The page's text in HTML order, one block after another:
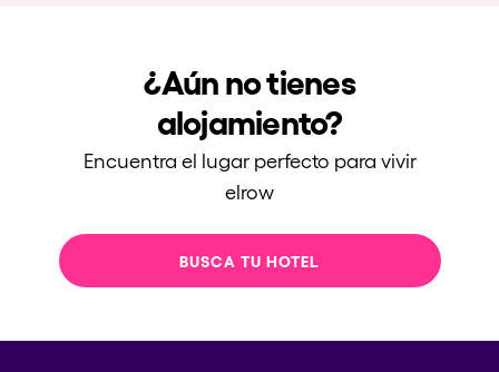
¿Aún no tienes
alojamiento?
Encuentra el lugar perfecto para vivir
elrow
BUSCA TU HOTEL